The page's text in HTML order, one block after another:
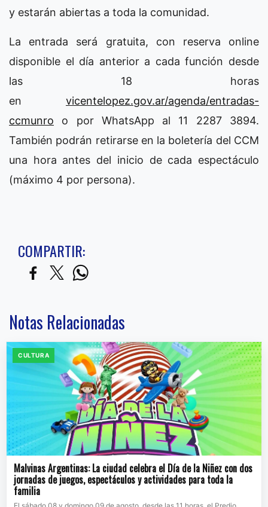
y estarán abiertas a toda la comunidad.
La entrada será gratuita, con reserva online
disponible el día anterior a cada función desde
las 18 horas
en vicentelopez.gov.ar/agenda/entradas-
ccmunro o por WhatsApp al 11 2287 3894.
También podrán retirarse en la boletería del CCM
una hora antes del inicio de cada espectáculo
(máximo 4 por persona).
COMPARTIR:
Notas Relacionadas
CULTURA
Malvinas Argentinas: La ciudad celebra el Día de la Niñez con dos
jornadas de juegos, espectáculos y actividades para toda la
familia